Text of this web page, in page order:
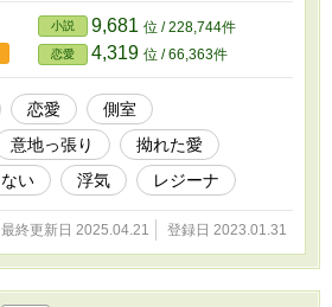
ない。 わたしたち夫婦には子どもが出来な
。 義両親からの期待というプレッシャー
しは心が折れそうになった。 わたしは彼
見るのも嫌で彼との時間を拒否するよう
てしまった。 そして彼は側室を迎えた。
殿下が妻のオリエを愛する話です。 ただ
がオリエに伝わることは…… とても設定は
お話です。 短編から長編へ変更しまし
みません
小説 9,681 位 / 228,744件
恋愛 4,319 位 / 66,363件
恋愛
側室
意地っ張り
拗れた愛
い
浮気 レジーナ
最終更新日 2025.04.21 登録日 2023.01.31